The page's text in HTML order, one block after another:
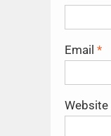
Email *
Website